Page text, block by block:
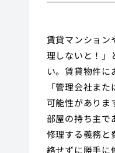
賃貸マンション
理しないと！」
い。賃貸物件
「管理会社ま
可能性がありま
部屋の持ち主で
修理する義務と
絡せずに勝手に